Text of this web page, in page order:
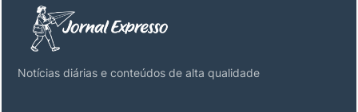
Notícias diárias e conteúdos de alta qualidade